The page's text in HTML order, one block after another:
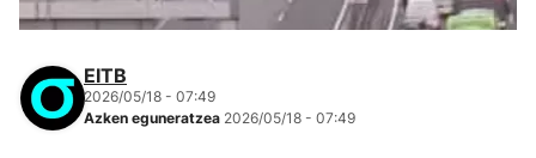
EITB
2026/05/18 - 07:49
Azken eguneratzea 2026/05/18 - 07:49